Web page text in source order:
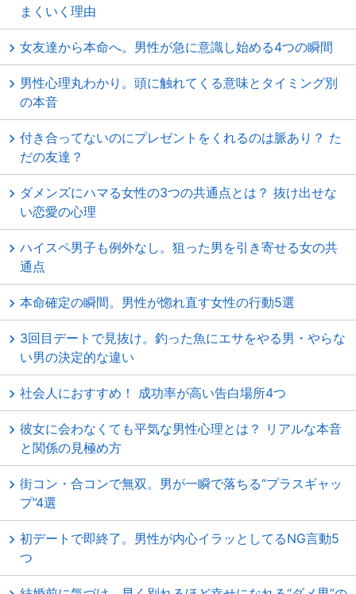
まくいく理由
女友達から本命へ。男性が急に意識し始める4つの瞬間
男性心理丸わかり。頭に触れてくる意味とタイミング別
の本音
付き合ってないのにプレゼントをくれるのは脈あり？ た
だの友達？
ダメンズにハマる女性の3つの共通点とは？ 抜け出せな
い恋愛の心理
ハイスペ男子も例外なし。狙った男を引き寄せる女の共
通点
本命確定の瞬間。男性が惚れ直す女性の行動5選
3回目デートで見抜け。釣った魚にエサをやる男・やらな
い男の決定的な違い
社会人におすすめ！ 成功率が高い告白場所4つ
彼女に会わなくても平気な男性心理とは？ リアルな本音
と関係の見極め方
街コン・合コンで無双。男が一瞬で落ちる“プラスギャッ
プ”4選
初デートで即終了。男性が内心イラッとしてるNG言動5
つ